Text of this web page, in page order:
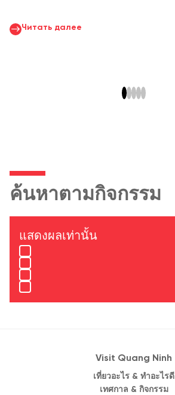
ค้นหาตามกิจกรรม
แสดงผลเท่านั้น
Visit Quang Ninh
เที่ยวอะไร & ทำอะไรดี
เทศกาล & กิจกรรม